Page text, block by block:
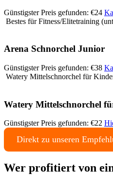
Günstigster Preis gefunden: €24
Bestes für Fitness/Elitetraining
Arena Schnorchel Junior
Günstigster Preis gefunden: €38
Watery Mittelschnorchel für
Watery Mittelschnorchel
Günstigster Preis gefunden: €22
Direkt zu unseren
Wer profitiert von